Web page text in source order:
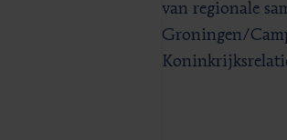
van regionale
Groningen/